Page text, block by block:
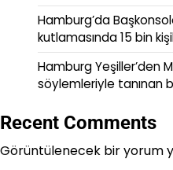
Hamburg’da
kutlamasında 15 bin
Hamburg Yeşiller’den
söylemleriyle tanınan
Recent Comments
Görüntülenecek bir yorum